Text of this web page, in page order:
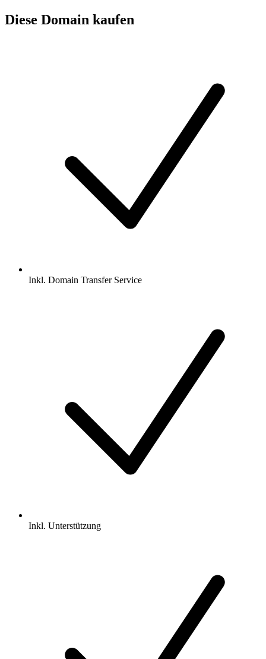
Diese Domain kaufen
Inkl. Domain Transfer Service
Inkl. Unterstützung